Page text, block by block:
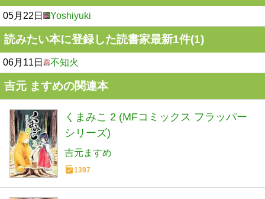
05月22日 Yoshiyuki
読みたい本に登録した読書家最新1件(1)
06月11日 不知火
吉元 ますめの関連本
くまみこ 2 (MFコミックス フラッパー
シリーズ)
吉元ますめ
1397